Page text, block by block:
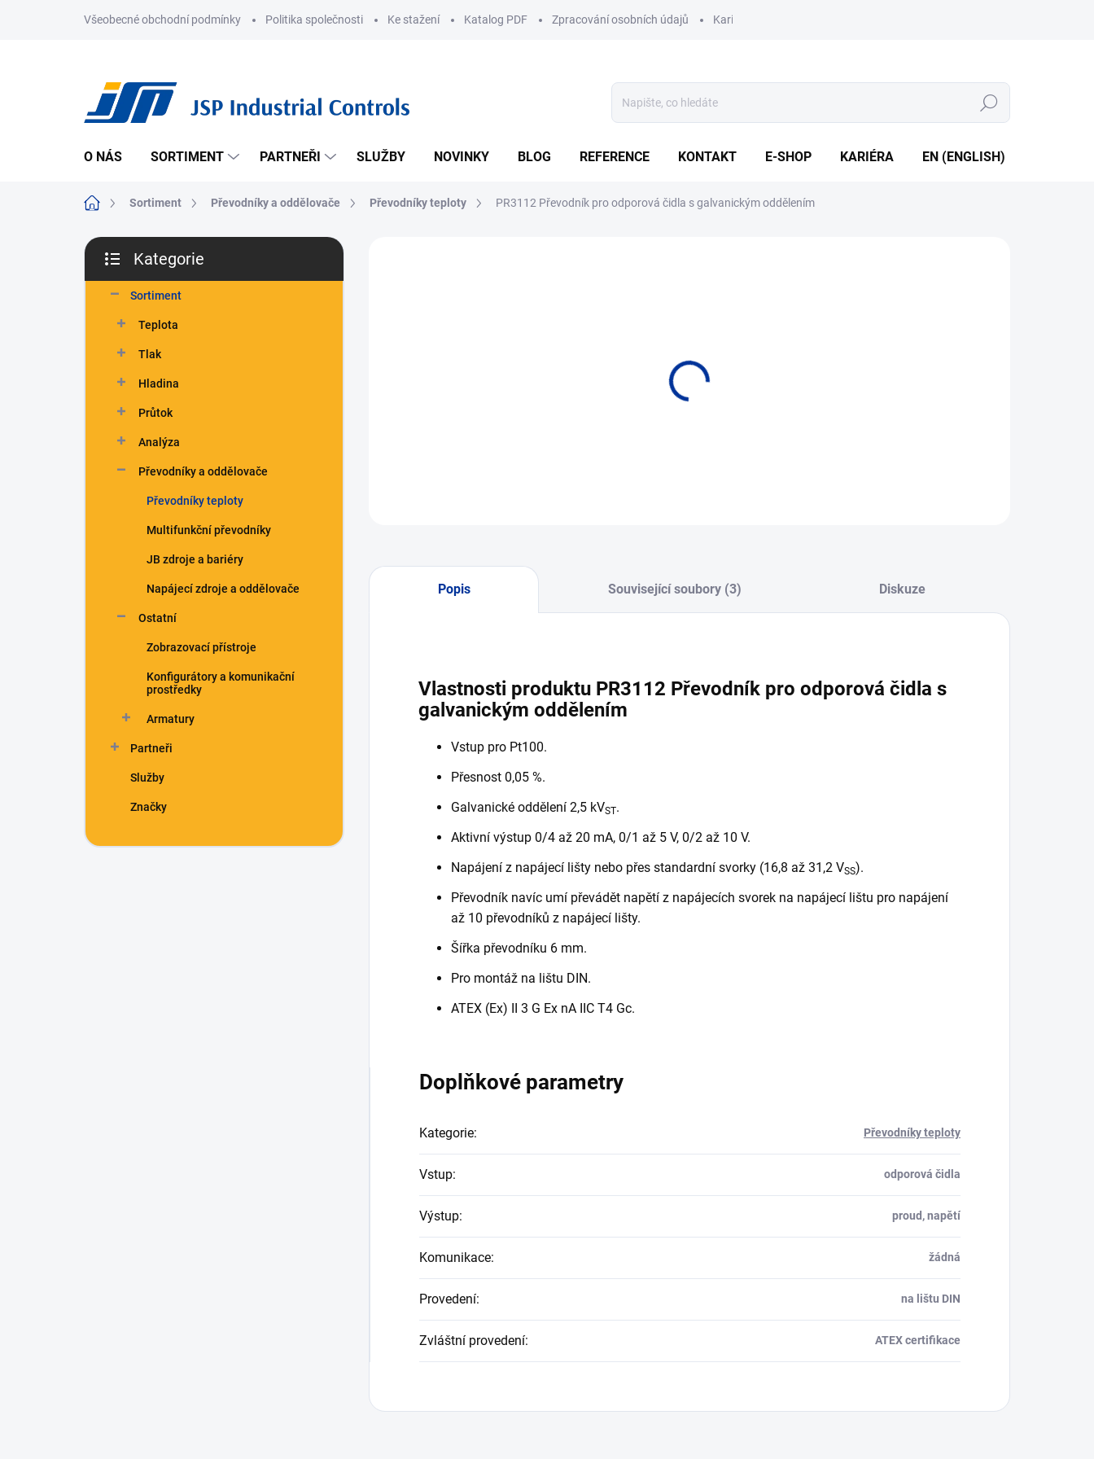
Všeobecné obchodní podmínky Politika společnosti Ke stažení Katalog PDF Zpracování osobních údajů Kariéra
Hledat
O NÁS SORTIMENT PARTNEŘI SLUŽBY NOVINKY BLOG REFERENCE KONTAKT E-SHOP KARIÉRA EN (ENGLISH)
Domů Sortiment Převodníky a oddělovače Převodníky teploty PR3112 Převodník pro odporová čidla s galvanickým oddělením
P
s
kategorie
Kategorie
Sortiment
Teplota
Tlak
Hladina
Průtok
Analýza
Převodníky a oddělovače
Převodníky teploty
Multifunkční převodníky
JB zdroje a bariéry
Napájecí zdroje a oddělovače
Ostatní
Zobrazovací přístroje
Konfigurátory a komunikační
prostředky
Armatury
Partneři
Služby
Značky
Popis Související soubory (3) Diskuze
Vlastnosti produktu PR3112 Převodník pro odporová čidla s
galvanickým oddělením
Vstup pro Pt100.
Přesnost 0,05 %.
Galvanické oddělení 2,5 kVST.
Aktivní výstup 0/4 až 20 mA, 0/1 až 5 V, 0/2 až 10 V.
Napájení z napájecí lišty nebo přes standardní svorky (16,8 až 31,2 VSS).
Převodník navíc umí převádět napětí z napájecích svorek na napájecí lištu pro napájení
až 10 převodníků z napájecí lišty.
Šířka převodníku 6 mm.
Pro montáž na lištu DIN.
ATEX (Ex) II 3 G Ex nA IIC T4 Gc.
Doplňkové parametry
Kategorie: Převodníky teploty
Vstup: odporová čidla
Výstup: proud, napětí
Komunikace: žádná
Provedení: na lištu DIN
Zvláštní provedení: ATEX certifikace